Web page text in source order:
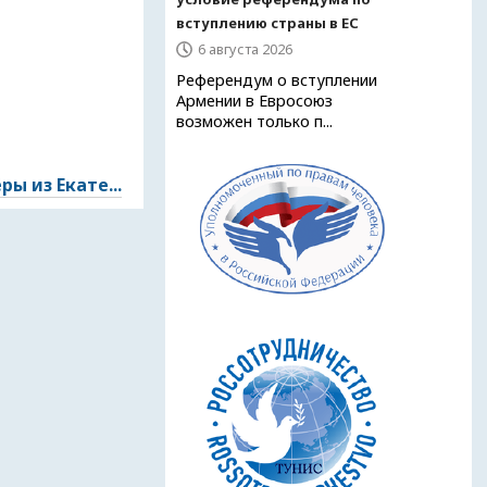
из Екате...
вступлению страны в ЕС
6 августа 2026
Референдум о вступлении
Армении в Евросоюз
возможен только п...